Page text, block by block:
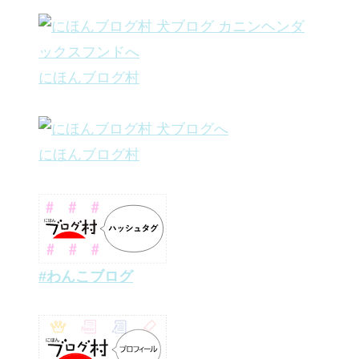
にほんブログ村
にほんブログ村
#わんこブログ